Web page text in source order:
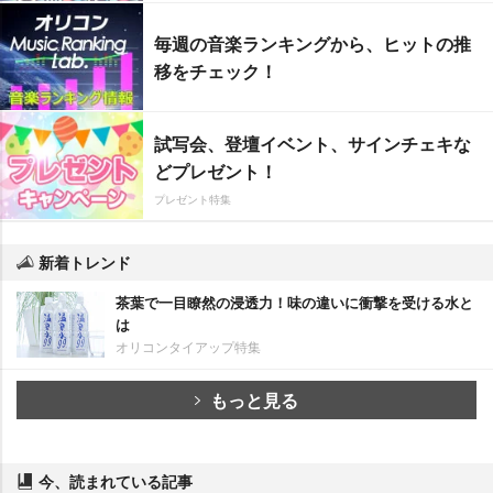
毎週の音楽ランキングから、ヒットの推
移をチェック！
試写会、登壇イベント、サインチェキな
どプレゼント！
プレゼント特集
新着トレンド
茶葉で一目瞭然の浸透力！味の違いに衝撃を受ける水と
は
オリコンタイアップ特集
もっと見る
今、読まれている記事